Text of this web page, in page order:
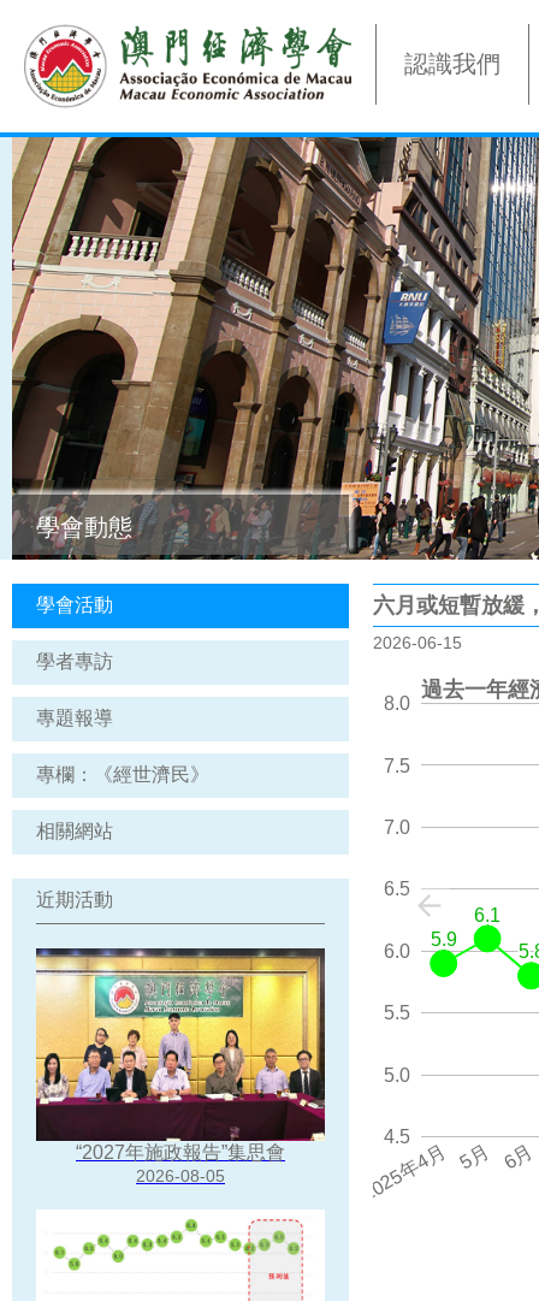
認識我們
學會動態
學會活動
學者專訪
專題報導
專欄：《經世濟民》
相關網站
近期活動
“2027年施政報告”集思會
2026-08-05
六月或短暫放緩
2026-06-15
過去一年經
2025年4月 5月 6月
4.5
5.0
5.5
6.0
6.5
7.0
7.5
8.0
5.9
5.9
6.1
6.1